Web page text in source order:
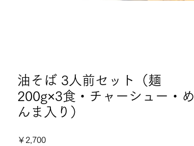
油そば 3人前セット（麺
200g×3食・チャーシュー・め
んま入り）
￥2,700価